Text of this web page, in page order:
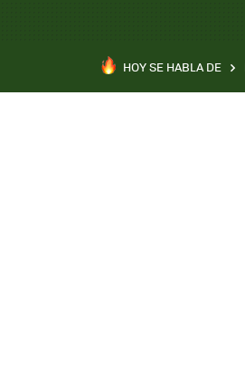
HOY SE HABLA DE